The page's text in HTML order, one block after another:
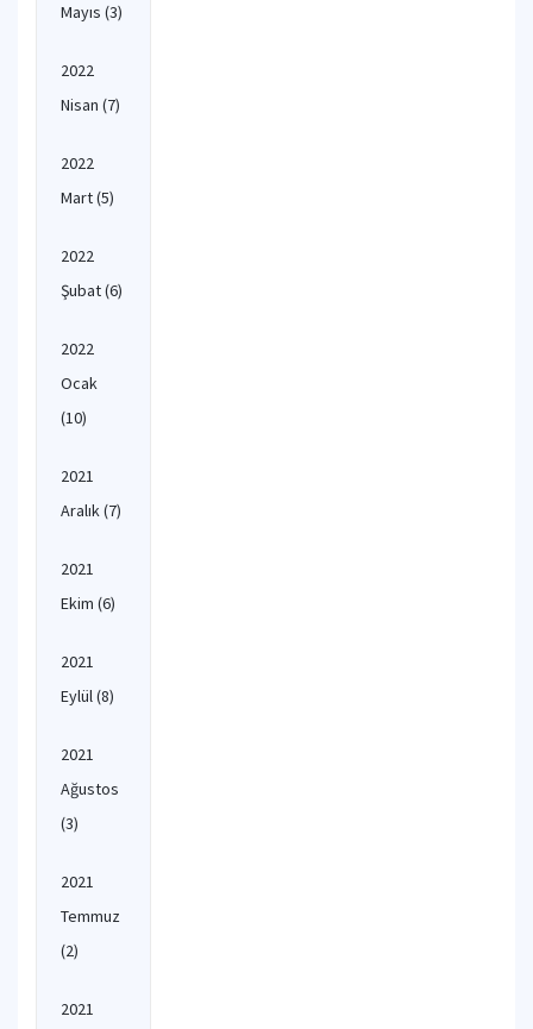
Mayıs (3)
2022
Nisan (7)
2022
Mart(5)
2022
Şubat(6)
2022
Ocak
(10)
2021
Aralık(7)
2021
Ekim (6)
2021
Eylül(8)
2021
Ağustos
(3)
2021
Temmuz
(2)
2021